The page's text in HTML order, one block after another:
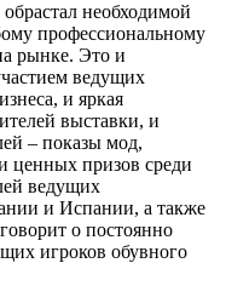
необходимой
профессиональному
рынке. Это и
ведущих
и яркая
выставки, и
– показы мод,
ценных призов среди
ведущих
и Испании, а также
о постоянно
игроков обувного